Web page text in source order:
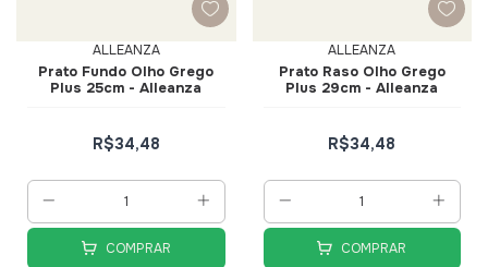
ALLEANZA
Prato Fundo Olho Grego
Plus 25cm - Alleanza
R$34,48
COMPRAR
ALLEANZA
Prato Raso Olho Grego
Plus 29cm - Alleanza
R$34,48
COMPRAR